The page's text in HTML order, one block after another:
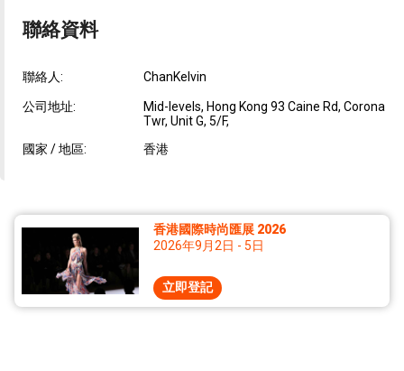
聯絡資料
聯絡人: ChanKelvin
公司地址:
Mid-levels, Hong Kong 93 Caine Rd, Corona
Twr, Unit G, 5/F,
國家 / 地區:
香港
香港國際時尚匯展 2026
2026年9月2日 - 5日
立即登記